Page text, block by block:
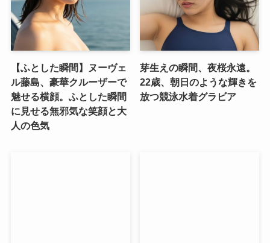
【ふとした瞬間】ヌーヴェ
ル藤島、豪華クルーザーで
魅せる横顔。ふとした瞬間
に見せる無邪気な笑顔と大
人の色気
芽生えの瞬間、夜桜永遠。
22歳、朝日のような輝きを
放つ競泳水着グラビア